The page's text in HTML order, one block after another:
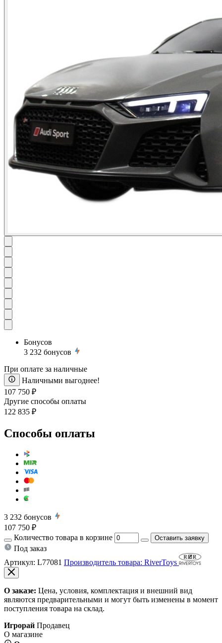
Бонусов
3 232 бонусов
При оплате за наличные
Наличными выгоднее!
107 750 ₽
Другие способы оплаты
122 835 ₽
Способы оплаты
3 232 бонусов
107 750 ₽
Количество товара в корзине
Оставить заявку
Под заказ
Артикул: L77081 Производитель товара: RiverToys
О заказе: Цена, условия, комплектация и внешний вид
являются предварительными и могут быть изменены в момент
поступления товара на склад.
Игрорай Продавец
О магазине